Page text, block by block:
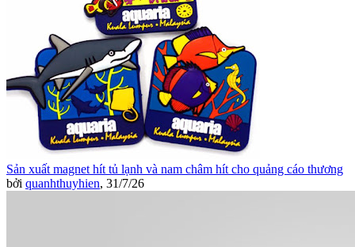
Sản xuất magnet hít tủ lạnh và nam châm hít cho quảng cáo thương
bởi quanhthuyhien, 31/7/26